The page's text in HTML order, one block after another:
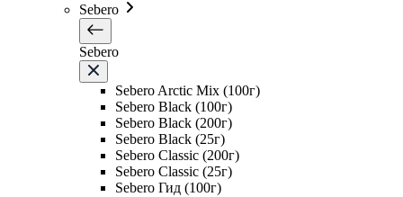
Sebero
Sebero
Sebero Arctic Mix (100г)
Sebero Black (100г)
Sebero Black (200г)
Sebero Black (25г)
Sebero Classic (200г)
Sebero Classic (25г)
Sebero Гид (100г)